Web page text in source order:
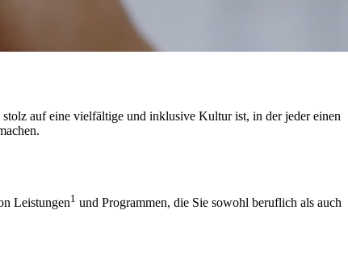
auf eine vielfältige und inklusive Kultur ist, in der jeder einen
Leistungen1 und Programmen, die Sie sowohl beruflich als auch